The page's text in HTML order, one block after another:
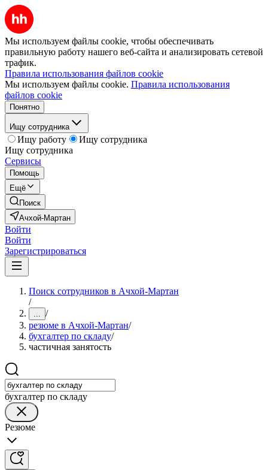
Мы используем файлы cookie, чтобы обеспечивать
правильную работу нашего веб-сайта и анализировать сетевой
трафик.
Правила использования файлов cookie
Мы используем файлы cookie. Правила использования
файлов cookie
Понятно
Ищу сотрудника
Ищу работу
Ищу сотрудника
Ищу сотрудника
Сервисы
Помощь
Ещё
Поиск
Ачхой-Мартан
Войти
Войти
Зарегистрироваться
Поиск сотрудников в Ачхой-Мартан
/
... /
резюме в Ачхой-Мартан/
бухгалтер по складу/
частичная занятость
бухгалтер по складу
Резюме